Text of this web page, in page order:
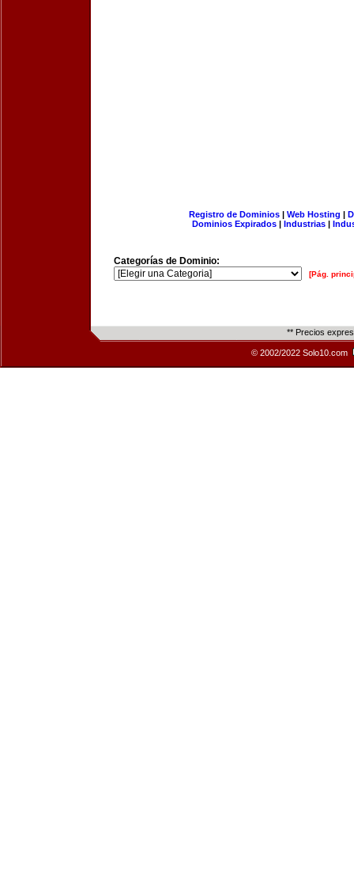
Registro de Dominios| Web Hosting |
Dominios Expirados | Industrias |
Categorías de Dominio:
[Pág.
** Precios
© 2002/2022 Solo10.com